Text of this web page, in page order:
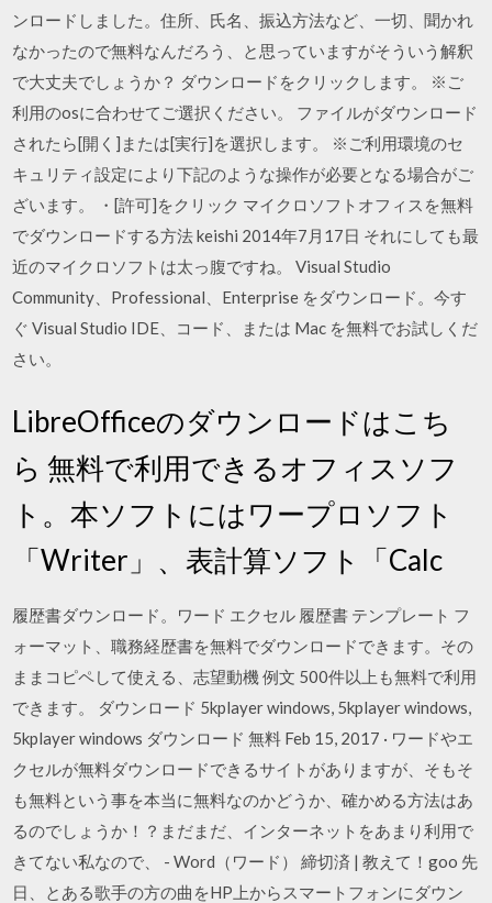
ンロードしました。住所、氏名、振込方法など、一切、聞かれ
なかったので無料なんだろう、と思っていますがそういう解釈
で大丈夫でしょうか？ ダウンロードをクリックします。 ※ご
利用のosに合わせてご選択ください。 ファイルがダウンロード
されたら[開く]または[実行]を選択します。 ※ご利用環境のセ
キュリティ設定により下記のような操作が必要となる場合がご
ざいます。 ・[許可]をクリック マイクロソフトオフィスを無料
でダウンロードする方法 keishi 2014年7月17日 それにしても最
近のマイクロソフトは太っ腹ですね。 Visual Studio
Community、Professional、Enterprise をダウンロード。今す
ぐ Visual Studio IDE、コード、または Mac を無料でお試しくだ
さい。
LibreOfficeのダウンロードはこち
ら 無料で利用できるオフィスソフ
ト。本ソフトにはワープロソフト
「Writer」、表計算ソフト「Calc
履歴書ダウンロード。ワード エクセル 履歴書 テンプレート フ
ォーマット、職務経歴書を無料でダウンロードできます。その
ままコピペして使える、志望動機 例文 500件以上も無料で利用
できます。 ダウンロード 5kplayer windows, 5kplayer windows,
5kplayer windows ダウンロード 無料 Feb 15, 2017 · ワードやエ
クセルが無料ダウンロードできるサイトがありますが、そもそ
も無料という事を本当に無料なのかどうか、確かめる方法はあ
るのでしょうか！？まだまだ、インターネットをあまり利用で
きてない私なので、 - Word（ワード） 締切済 | 教えて！goo 先
日、とある歌手の方の曲をHP上からスマートフォンにダウン